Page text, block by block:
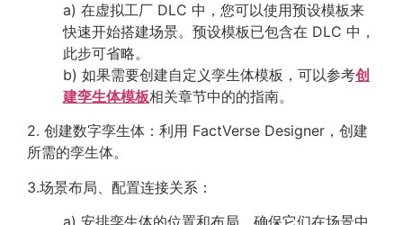
a) 在虚拟工厂 DLC 中，您可以使用预设模板来
快速开始搭建场景。预设模板已包含在 DLC 中，
此步可省略。
b) 如果需要创建自定义孪生体模板，可以参考创
建孪生体模板相关章节中的的指南。
2. 创建数字孪生体：利用 FactVerse Designer，创建
所需的孪生体。
3.场景布局、配置连接关系：